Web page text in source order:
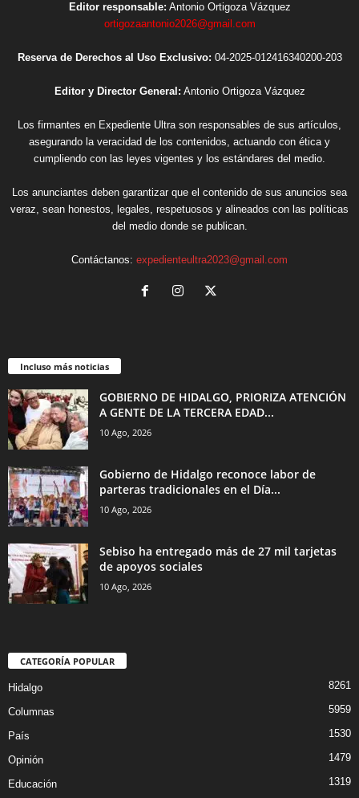
Editor responsable: Antonio Ortigoza Vázquez
ortigozaantonio2026@gmail.com
Reserva de Derechos al Uso Exclusivo: 04-2025-012416340200-203
Editor y Director General: Antonio Ortigoza Vázquez
Los firmantes en Expediente Ultra son responsables de sus artículos,
asegurando la veracidad de los contenidos, actuando con ética y
cumpliendo con las leyes vigentes y los estándares del medio.
Los anunciantes deben garantizar que el contenido de sus anuncios sea
veraz, sean honestos, legales, respetuosos y alineados con las políticas
del medio donde se publican.
Contáctanos: expedienteultra2023@gmail.com
Incluso más noticias
GOBIERNO DE HIDALGO, PRIORIZA ATENCIÓN
A GENTE DE LA TERCERA EDAD...
10 Ago, 2026
Gobierno de Hidalgo reconoce labor de
parteras tradicionales en el Día...
10 Ago, 2026
Sebiso ha entregado más de 27 mil tarjetas
de apoyos sociales
10 Ago, 2026
CATEGORÍA POPULAR
Hidalgo 8261
Columnas 5959
País 1530
Opinión 1479
Educación 1319